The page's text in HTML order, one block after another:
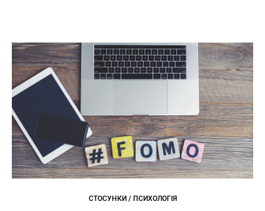
СТОСУНКИ / ПСИХОЛОГІЯ